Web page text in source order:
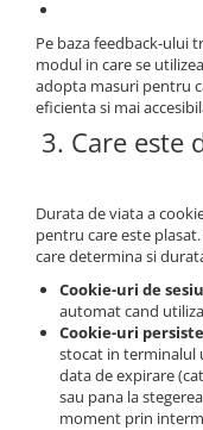
Pe baza feedback-ului
modul in care se
adopta masuri pentru
eficienta si mai
3. Care este
Durata de viata a
pentru care este
care determina si
Cookie-uri de
automat cand
Cookie-uri
stocat in terminalul
data de expirare
sau pana la
moment prin